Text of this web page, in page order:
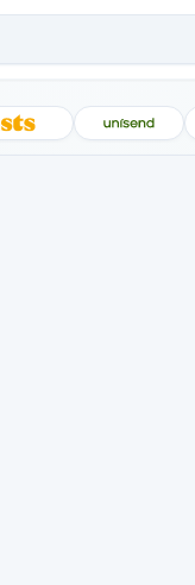
Latvijas Pasts Unisend